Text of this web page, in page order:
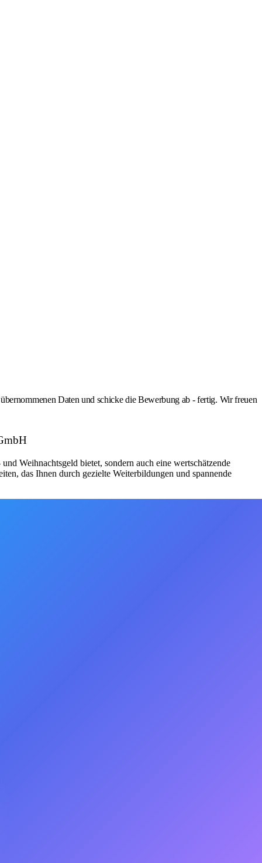
Daten und schicke die Bewerbung ab - fertig. Wir freuen
Weihnachtsgeld bietet, sondern auch eine wertschätzende
das Ihnen durch gezielte Weiterbildungen und spannende